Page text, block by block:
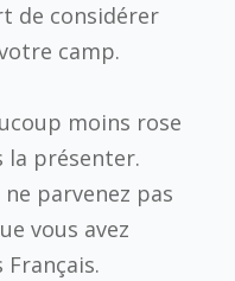
de considérer
camp.
moins rose
la présenter.
ne parvenez pas
vous avez